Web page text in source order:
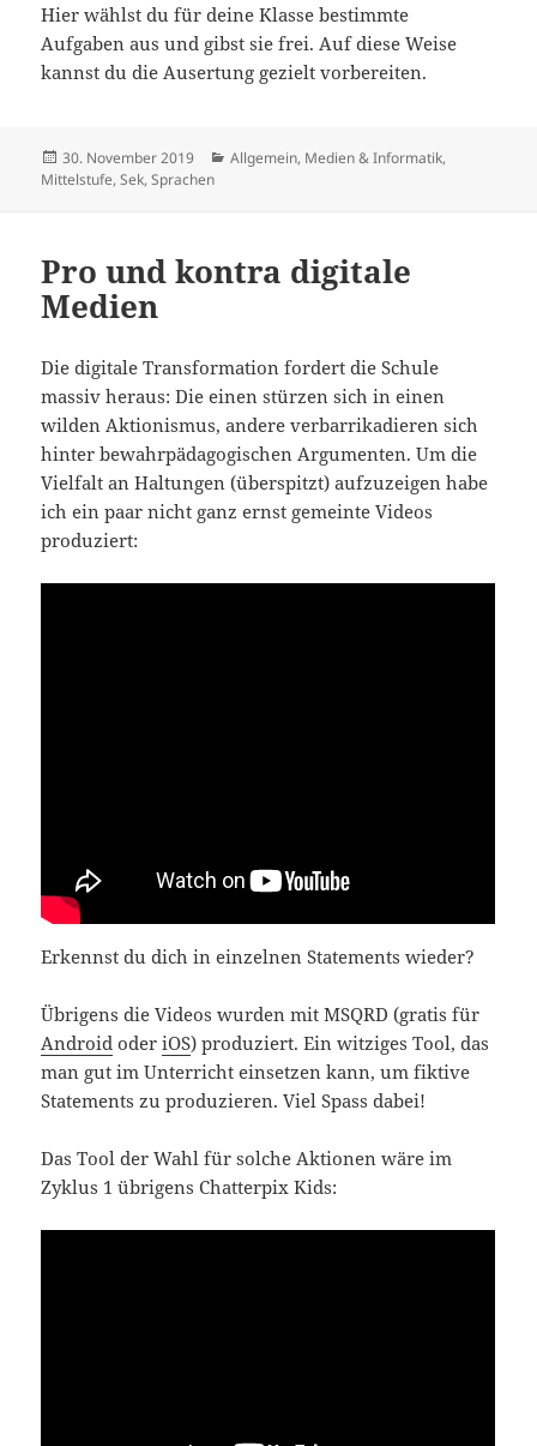
Hier wählst du für deine Klasse bestimmte
Aufgaben aus und gibst sie frei. Auf diese Weise
kannst du die Ausertung gezielt vorbereiten.
Veröffentlicht
am
30. November 2019 Kategorien
Allgemein, Medien & Informatik,
Mittelstufe,Sek,Sprachen
Pro und kontra digitale
Medien
Die digitale Transformation fordert die Schule
massiv heraus: Die einen stürzen sich in einen
wilden Aktionismus, andere verbarrikadieren sich
hinter bewahrpädagogischen Argumenten. Um die
Vielfalt an Haltungen (überspitzt) aufzuzeigen habe
ich ein paar nicht ganz ernst gemeinte Videos
produziert:
Erkennst du dich in einzelnen Statements wieder?
Übrigens die Videos wurden mit MSQRD (gratis für
Android oderiOS) produziert. Ein witziges Tool, das
man gut im Unterricht einsetzen kann, um fiktive
Statements zu produzieren. Viel Spass dabei!
Das Tool der Wahl für solche Aktionen wäre im
Zyklus 1 übrigens Chatterpix Kids: